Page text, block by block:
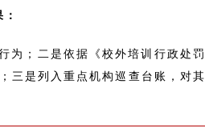
为；二是依据《校外培训行政处罚
三是列入重点机构巡查台账，对其